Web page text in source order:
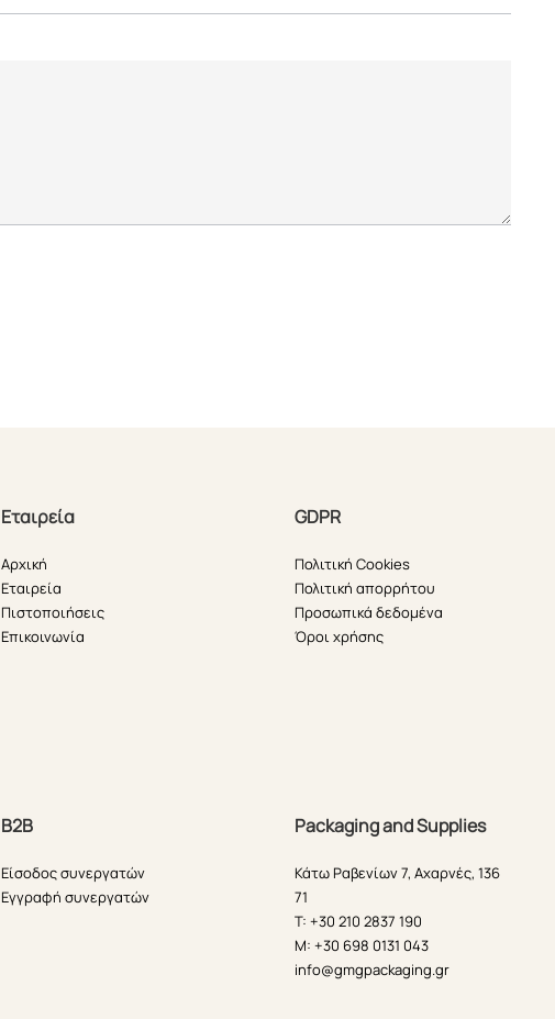
Εταιρεία
Αρχική
Εταιρεία
Πιστοποιήσεις
Επικοινωνία
GDPR
Πολιτική Cookies
Πολιτική απορρήτου
Προσωπικά δεδομένα
Όροι χρήσης
B2B
Είσοδος συνεργατών
Εγγραφή συνεργατών
Packaging and Supplies
Κάτω Ραβενίων 7, Αχαρνές, 136
71
T: +30 210 2837 190
M: +30 698 0131 043
info@gmgpackaging.gr